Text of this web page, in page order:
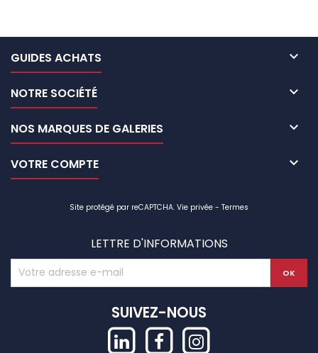
GUIDES ACHATS 
NOTRE SOCIÉTÉ 
NOS MARQUES DE GALERIES 
VOTRE COMPTE 
Site protégé par reCAPTCHA. Vie privée - Termes
LETTRE D'INFORMATIONS
SUIVEZ-NOUS